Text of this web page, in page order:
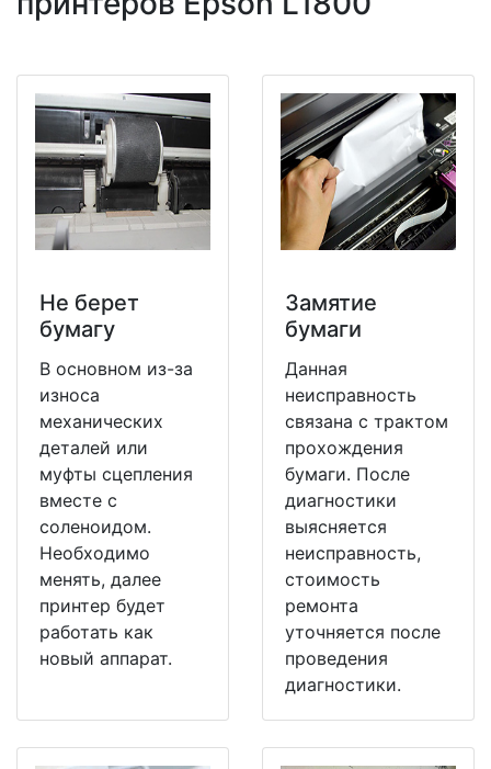
Не берет
бумагу
В основном из-за
износа
механических
деталей или
муфты сцепления
вместе с
соленоидом.
Необходимо
менять, далее
принтер будет
работать как
новый аппарат.
Замятие
бумаги
Данная
неисправность
связана с трактом
прохождения
бумаги. После
диагностики
выясняется
неисправность,
стоимость
ремонта
уточняется после
проведения
диагностики.